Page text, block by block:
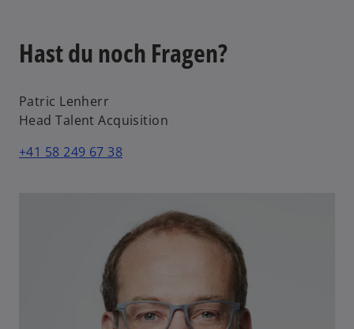
Hast du noch Fragen?
Patric Lenherr
Head Talent Acquisition
+41 58 249 67 38